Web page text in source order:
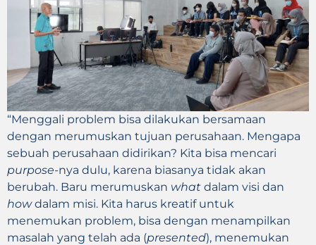
“Menggali problem bisa dilakukan bersamaan
dengan merumuskan tujuan perusahaan. Mengapa
sebuah perusahaan didirikan? Kita bisa mencari
purpose-nya dulu, karena biasanya tidak akan
berubah. Baru merumuskan what dalam visi dan
howdalam misi. Kita harus kreatif untuk
menemukan problem, bisa dengan menampilkan
masalah yang telah ada (presented), menemukan